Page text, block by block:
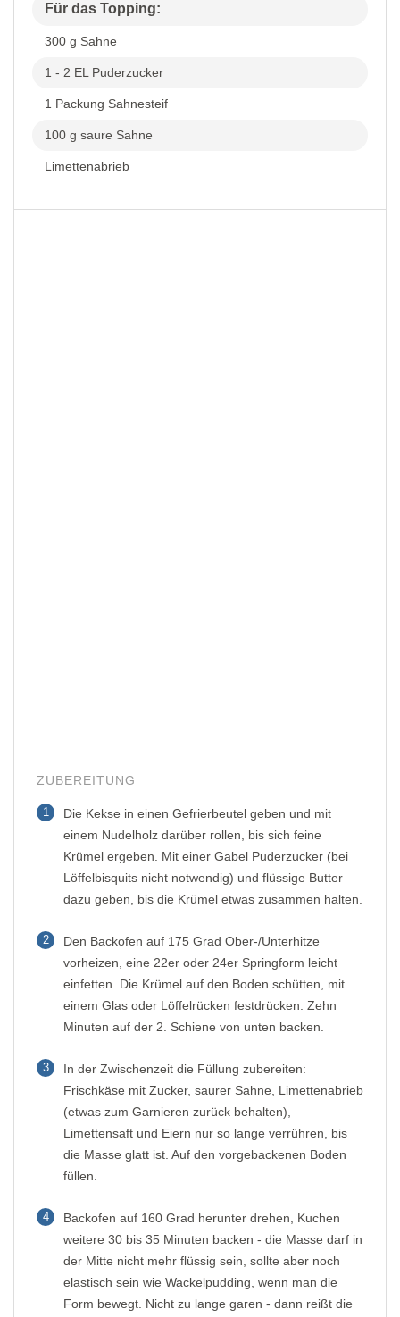
Für das Topping:
300 g Sahne
1 - 2 EL Puderzucker
1 Packung Sahnesteif
100 g saure Sahne
Limettenabrieb
ZUBEREITUNG
1
Die Kekse in einen Gefrierbeutel geben und mit
einem Nudelholz darüber rollen, bis sich feine
Krümel ergeben. Mit einer Gabel Puderzucker (bei
Löffelbisquits nicht notwendig) und flüssige Butter
dazu geben, bis die Krümel etwas zusammen halten.
2
Den Backofen auf 175 Grad Ober-/Unterhitze
vorheizen, eine 22er oder 24er Springform leicht
einfetten. Die Krümel auf den Boden schütten, mit
einem Glas oder Löffelrücken festdrücken. Zehn
Minuten auf der 2. Schiene von unten backen.
3
In der Zwischenzeit die Füllung zubereiten:
Frischkäse mit Zucker, saurer Sahne, Limettenabrieb
(etwas zum Garnieren zurück behalten),
Limettensaft und Eiern nur so lange verrühren, bis
die Masse glatt ist. Auf den vorgebackenen Boden
füllen.
4
Backofen auf 160 Grad herunter drehen, Kuchen
weitere 30 bis 35 Minuten backen - die Masse darf in
der Mitte nicht mehr flüssig sein, sollte aber noch
elastisch sein wie Wackelpudding, wenn man die
Form bewegt. Nicht zu lange garen - dann reißt die